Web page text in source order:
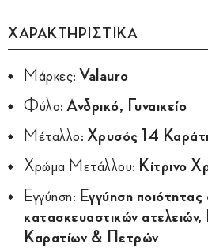
ΧΑΡΑΚΤΗΡΙΣΤΙΚΑ
Μάρκες: Valauro
Φύλο: Ανδρικό, Γυναικείο
Μέταλλο: Χρυσός 14
Χρώμα Μετάλλου: Κίτρινο
Εγγύηση: Εγγύηση
κατασκευαστικών ατελειών,
Καρατίων & Πετρών